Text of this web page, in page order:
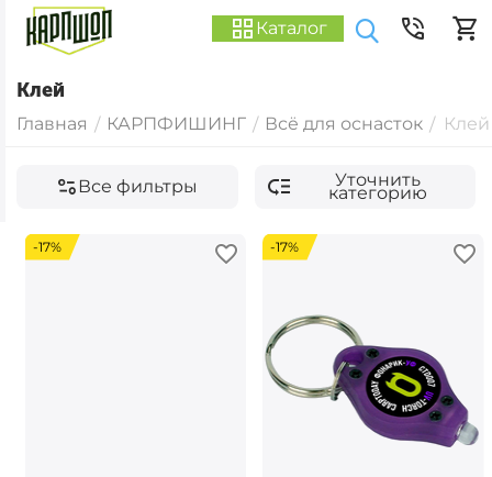
Каталог
Клей
Главная / КАРПФИШИНГ / Всё для оснасток / Клей
Все фильтры Уточнить
категорию
-17% -17%